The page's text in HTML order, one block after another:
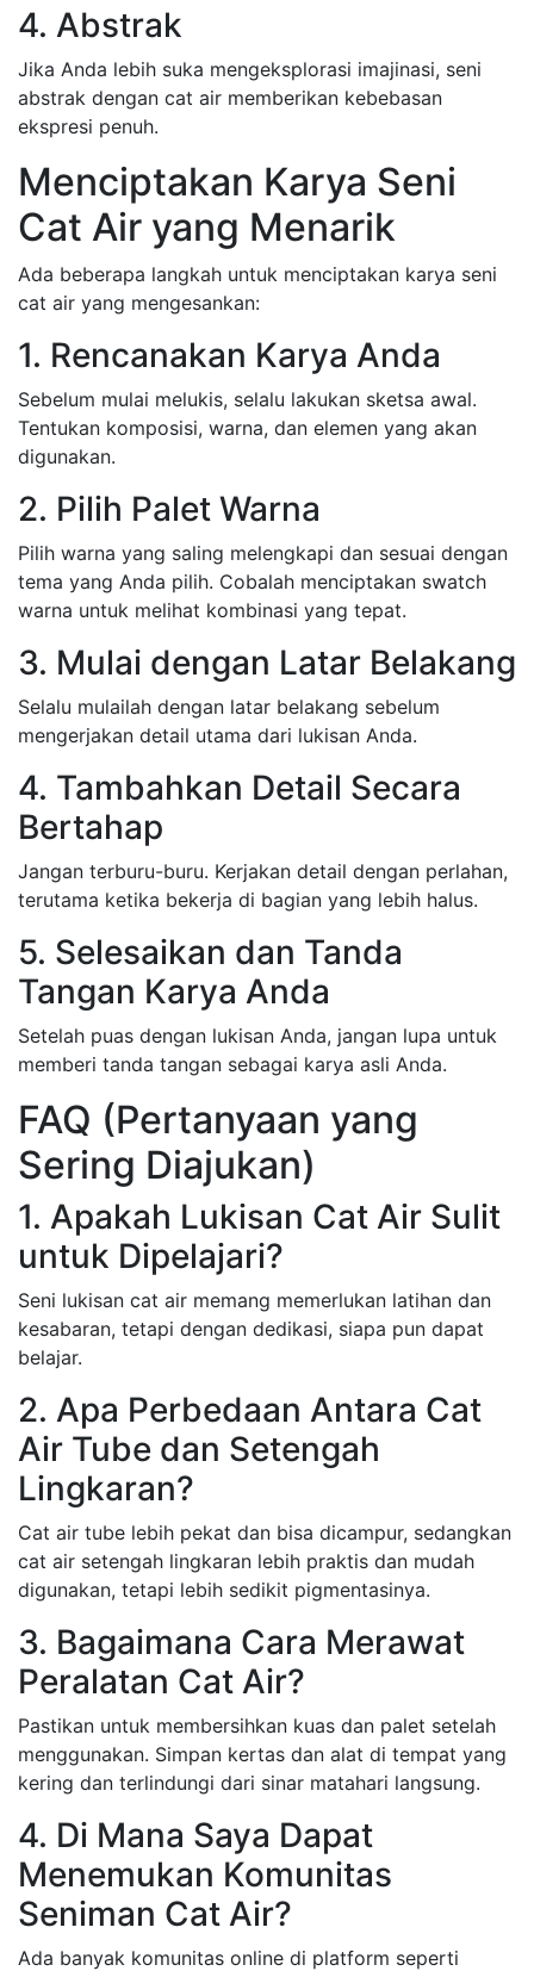
4. Abstrak
Jika Anda lebih suka mengeksplorasi imajinasi, seni
abstrak dengan cat air memberikan kebebasan
ekspresi penuh.
Menciptakan Karya Seni
Cat Air yang Menarik
Ada beberapa langkah untuk menciptakan karya seni
cat air yang mengesankan:
1. Rencanakan Karya Anda
Sebelum mulai melukis, selalu lakukan sketsa awal.
Tentukan komposisi, warna, dan elemen yang akan
digunakan.
2. Pilih Palet Warna
Pilih warna yang saling melengkapi dan sesuai dengan
tema yang Anda pilih. Cobalah menciptakan swatch
warna untuk melihat kombinasi yang tepat.
3. Mulai dengan Latar Belakang
Selalu mulailah dengan latar belakang sebelum
mengerjakan detail utama dari lukisan Anda.
4. Tambahkan Detail Secara
Bertahap
Jangan terburu-buru. Kerjakan detail dengan perlahan,
terutama ketika bekerja di bagian yang lebih halus.
5. Selesaikan dan Tanda
Tangan Karya Anda
Setelah puas dengan lukisan Anda, jangan lupa untuk
memberi tanda tangan sebagai karya asli Anda.
FAQ (Pertanyaan yang
Sering Diajukan)
1. Apakah Lukisan Cat Air Sulit
untuk Dipelajari?
Seni lukisan cat air memang memerlukan latihan dan
kesabaran, tetapi dengan dedikasi, siapa pun dapat
belajar.
2. Apa Perbedaan Antara Cat
Air Tube dan Setengah
Lingkaran?
Cat air tube lebih pekat dan bisa dicampur, sedangkan
cat air setengah lingkaran lebih praktis dan mudah
digunakan, tetapi lebih sedikit pigmentasinya.
3. Bagaimana Cara Merawat
Peralatan Cat Air?
Pastikan untuk membersihkan kuas dan palet setelah
menggunakan. Simpan kertas dan alat di tempat yang
kering dan terlindungi dari sinar matahari langsung.
4. Di Mana Saya Dapat
Menemukan Komunitas
Seniman Cat Air?
Ada banyak komunitas online di platform seperti